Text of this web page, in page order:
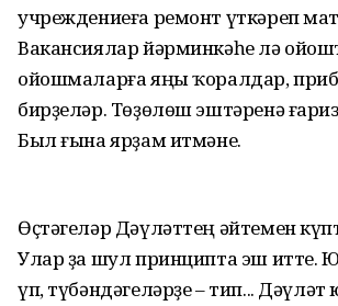
учреждениеға ремонт үткәреп
Вакансиялар йәрминкәһе лә
ойошмаларға яңы ҡоралдар,
бирҙеләр. Төҙөлөш эштәренә
Был ғына ярҙам итмәне.
Өҫтәгеләр Дәүләттең әйтемен
Улар ҙа шул принципта эш итте.
үп, түбәндәгеләрҙе – тип...